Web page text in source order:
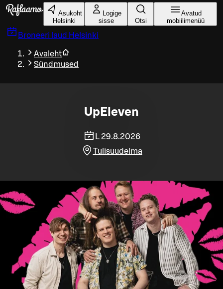
Liigu peamise sisu juurde
Asukoht
Helsinki
Logige
sisse
Otsi
Avatud
mobiilimenüü
Broneeri laud Helsinki
Avaleht
Sündmused
UpEleven
L 29.8.2026
Tulisuudelma